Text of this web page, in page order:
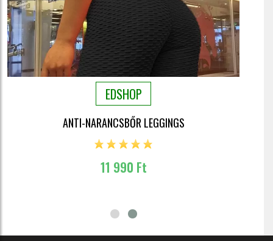
EDSHOP
ANTI-NARANCSBŐR LEGGINGS
11 990 Ft